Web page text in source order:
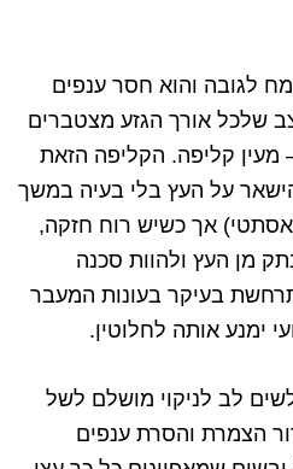
לגובה והוא חסר ענפים
שלכל אורך הגזע מצטברים
מעין קליפה. הקליפה הזאת
על העץ בלי בעיה במשך
אך כשיש רוח חזקה,
מן העץ ולהוות סכנה
בעיקר בעונות המעבר
ימנע אותה לחלוטין.
לב לניקוי מושלם לשל
הצמרת והסרת ענפים